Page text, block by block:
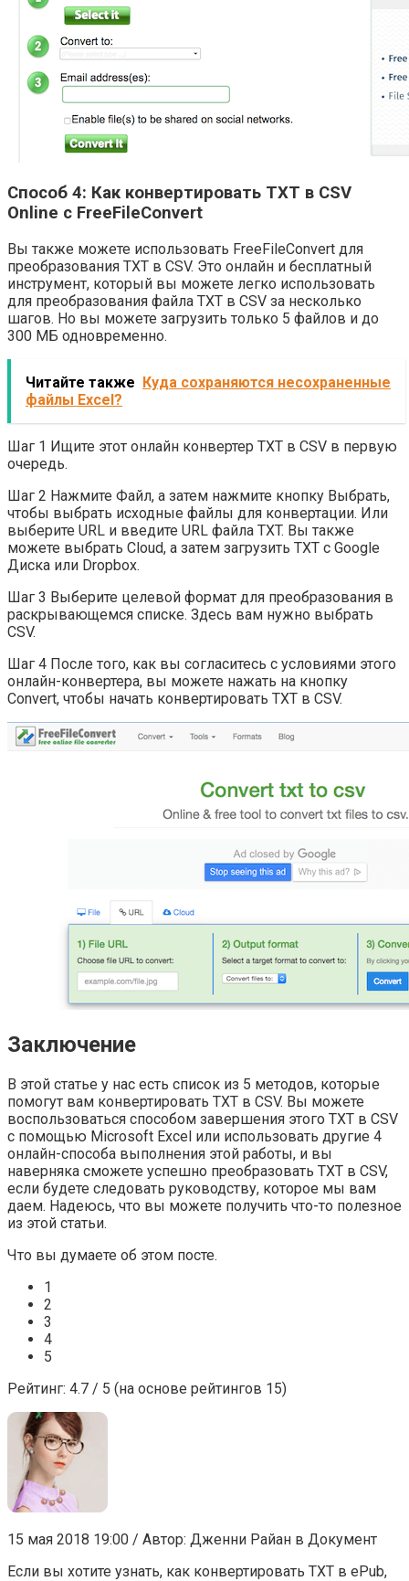
Способ 4: Как конвертировать TXT в CSV
Online с FreeFileConvert
Вы также можете использовать FreeFileConvert для
преобразования TXT в CSV. Это онлайн и бесплатный
инструмент, который вы можете легко использовать
для преобразования файла TXT в CSV за несколько
шагов. Но вы можете загрузить только 5 файлов и до
300 МБ одновременно.
Читайте также
Куда сохраняются несохраненные
файлы Excel?
Шаг 1 Ищите этот онлайн конвертер TXT в CSV в первую
очередь.
Шаг 2 Нажмите Файл, а затем нажмите кнопку Выбрать,
чтобы выбрать исходные файлы для конвертации. Или
выберите URL и введите URL файла TXT. Вы также
можете выбрать Cloud, а затем загрузить TXT с Google
Диска или Dropbox.
Шаг 3 Выберите целевой формат для преобразования в
раскрывающемся списке. Здесь вам нужно выбрать
CSV.
Шаг 4 После того, как вы согласитесь с условиями этого
онлайн-конвертера, вы можете нажать на кнопку
Convert, чтобы начать конвертировать TXT в CSV.
Заключение
В этой статье у нас есть список из 5 методов, которые
помогут вам конвертировать TXT в CSV. Вы можете
воспользоваться способом завершения этого TXT в CSV
с помощью Microsoft Excel или использовать другие 4
онлайн-способа выполнения этой работы, и вы
наверняка сможете успешно преобразовать TXT в CSV,
если будете следовать руководству, которое мы вам
даем. Надеюсь, что вы можете получить что-то полезное
из этой статьи.
Что вы думаете об этом посте.
1
2
3
4
5
Рейтинг: 4.7 / 5 (на основе рейтингов 15)
15 мая 2018 19:00 / Автор: Дженни Райан в Документ
Если вы хотите узнать, как конвертировать TXT в ePub,